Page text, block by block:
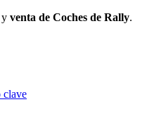
y venta de Coches de Rally.
clave